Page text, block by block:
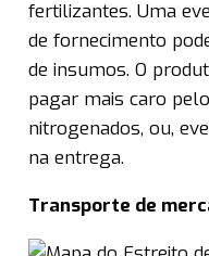
fertilizantes. Uma
de fornecimento
de insumos. O
pagar mais caro
nitrogenados, ou,
na entrega.
Transporte de